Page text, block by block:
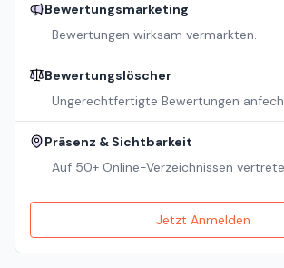
Bewertungsmarketing
Bewertungen wirksam vermarkten.
Bewertungslöscher
Ungerechtfertigte Bewertungen
Präsenz & Sichtbarkeit
Auf 50+ Online-Verzeichnissen
Jetzt Anmelden